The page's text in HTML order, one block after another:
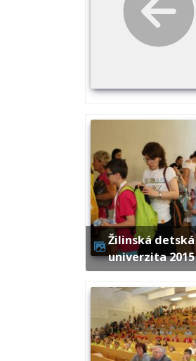
Žilinská detská
univerzita 2015